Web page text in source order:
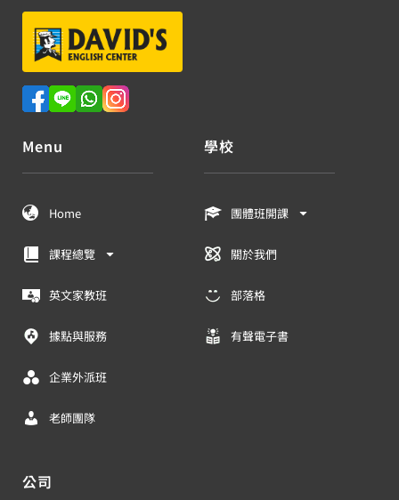
Menu
Home
課程總覽
英文家教班
據點與服務
企業外派班
老師團隊
學校
團體班開課
關於我們
部落格
有聲電子書
公司